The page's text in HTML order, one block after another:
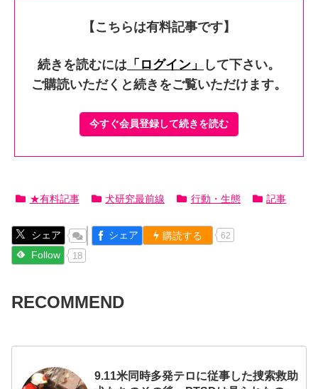
【こちらは有料記事です】
続きを読むには 「ログイン」
して下さい。
ご購読いただくと続きをご覧いただけます。
今すぐ会員登録して続きを読む
★有料記事 犬研究最前線 行動・生態 記事
シェア シェア 購読する 62
Follow 18
RECOMMEND
9.11米同時多発テロに従事した捜索救助